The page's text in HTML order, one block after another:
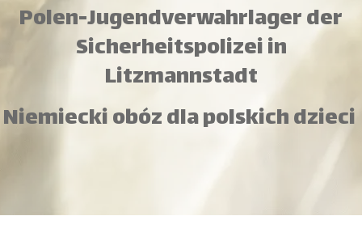
Polen-Jugendverwahrlager der
Sicherheitspolizei in
Litzmannstadt
Niemiecki obóz dla polskich dzieci